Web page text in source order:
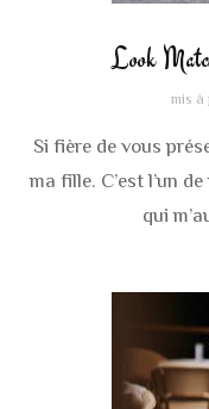
Look
mis à
Si fière de vous
ma fille. C’est l’un
qui